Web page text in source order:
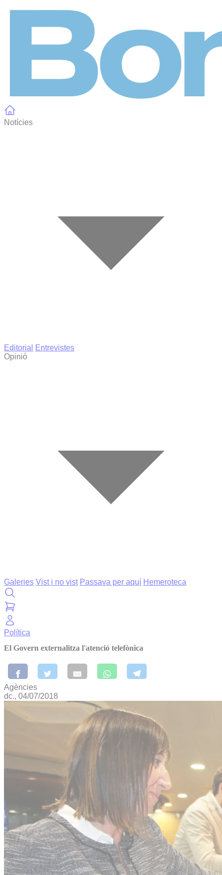
Notícies
Editorial
Entrevistes
Opinió
Galeries Vist i no vist Passava per aquí Hemeroteca
Política
El Govern externalitza l'atenció telefònica
Agències
dc., 04/07/2018